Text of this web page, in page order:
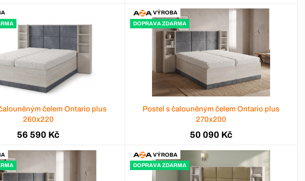
čelem Ontario plus
260x220
56 590 Kč
VÝROBA
DOPRAVA ZDARMA
Postel s čalouněným čelem Ontario plus
270x200
50 090 Kč
VÝROBA
DOPRAVA ZDARMA